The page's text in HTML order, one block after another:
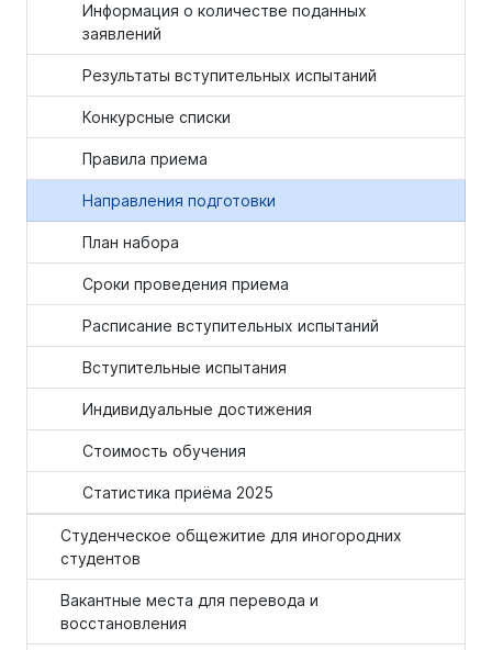
Информация о количестве поданных
заявлений
Результаты вступительных испытаний
Конкурсные списки
Правила приема
Направления подготовки
План набора
Сроки проведения приема
Расписание вступительных испытаний
Вступительные испытания
Индивидуальные достижения
Стоимость обучения
Статистика приёма 2025
Студенческое общежитие для иногородних
студентов
Вакантные места для перевода и
восстановления